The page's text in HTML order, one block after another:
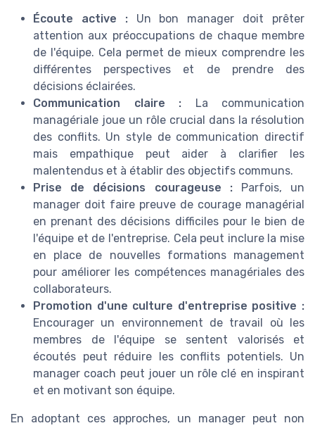
Écoute active :Un bon manager doit prêter
attention aux préoccupations de chaque membre
de l'équipe. Cela permet de mieux comprendre les
différentes perspectives et de prendre des
décisions éclairées.
Communication claire : La communication
managériale joue un rôle crucial dans la résolution
des conflits. Un style de communication directif
mais empathique peut aider à clarifier les
malentendus et à établir des objectifs communs.
Prise de décisions courageuse :Parfois, un
manager doit faire preuve de courage managérial
en prenant des décisions difficiles pour le bien de
l'équipe et de l'entreprise. Cela peut inclure la mise
en place de nouvelles formations management
pour améliorer les compétences managériales des
collaborateurs.
Promotion d'une culture d'entreprise positive :
Encourager un environnement de travail où les
membres de l'équipe se sentent valorisés et
écoutés peut réduire les conflits potentiels. Un
manager coach peut jouer un rôle clé en inspirant
et en motivant son équipe.
En adoptant ces approches, un manager peut non